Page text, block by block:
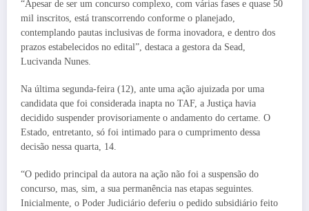
“Apesar de ser um concurso complexo, com várias fases e quase 50
mil inscritos, está transcorrendo conforme o planejado,
contemplando pautas inclusivas de forma inovadora, e dentro dos
prazos estabelecidos no edital”, destaca a gestora da Sead,
Lucivanda Nunes.
Na última segunda-feira (12), ante uma ação ajuizada por uma
candidata que foi considerada inapta no TAF, a Justiça havia
decidido suspender provisoriamente o andamento do certame. O
Estado, entretanto, só foi intimado para o cumprimento dessa
decisão nessa quarta, 14.
“O pedido principal da autora na ação não foi a suspensão do
concurso, mas, sim, a sua permanência nas etapas seguintes.
Inicialmente, o Poder Judiciário deferiu o pedido subsidiário feito